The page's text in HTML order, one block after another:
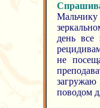
Мальчику
день все
не
загружаю
поводом